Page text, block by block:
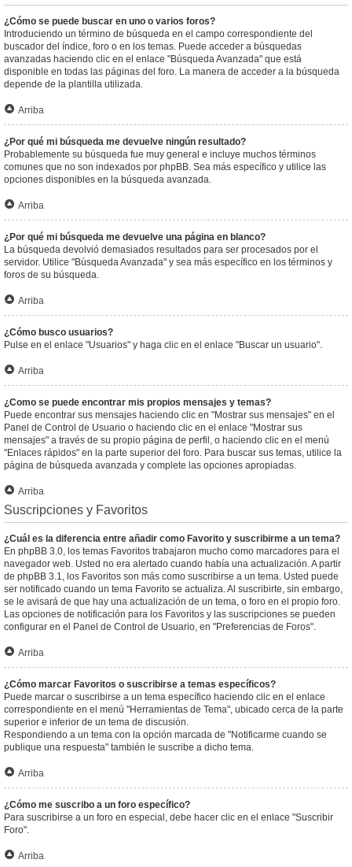
¿Cómo se puede buscar en uno o varios foros?
Introduciendo un término de búsqueda en el campo correspondiente del
buscador del índice, foro o en los temas. Puede acceder a búsquedas
avanzadas haciendo clic en el enlace "Búsqueda Avanzada" que está
disponible en todas las páginas del foro. La manera de acceder a la búsqueda
depende de la plantilla utilizada.
Arriba
¿Por qué mi búsqueda me devuelve ningún resultado?
Probablemente su búsqueda fue muy general e incluye muchos términos
comunes que no son indexados por phpBB. Sea más específico y utilice las
opciones disponibles en la búsqueda avanzada.
Arriba
¿Por qué mi búsqueda me devuelve una página en blanco?
La búsqueda devolvió demasiados resultados para ser procesados por el
servidor. Utilice "Búsqueda Avanzada" y sea más específico en los términos y
foros de su búsqueda.
Arriba
¿Cómo busco usuarios?
Pulse en el enlace "Usuarios" y haga clic en el enlace "Buscar un usuario".
Arriba
¿Como se puede encontrar mis propios mensajes y temas?
Puede encontrar sus mensajes haciendo clic en "Mostrar sus mensajes" en el
Panel de Control de Usuario o haciendo clic en el enlace "Mostrar sus
mensajes" a través de su propio página de perfil, o haciendo clic en el menú
"Enlaces rápidos" en la parte superior del foro. Para buscar sus temas, utilice la
página de búsqueda avanzada y complete las opciones apropiadas.
Arriba
Suscripciones y Favoritos
¿Cuál es la diferencia entre añadir como Favorito y suscribirme a un tema?
En phpBB 3.0, los temas Favoritos trabajaron mucho como marcadores para el
navegador web. Usted no era alertado cuando había una actualización. A partir
de phpBB 3.1, los Favoritos son más como suscribirse a un tema. Usted puede
ser notificado cuando un tema Favorito se actualiza. Al suscribirte, sin embargo,
se le avisará de que hay una actualización de un tema, o foro en el propio foro.
Las opciones de notificación para los Favoritos y las suscripciones se pueden
configurar en el Panel de Control de Usuario, en "Preferencias de Foros".
Arriba
¿Cómo marcar Favoritos o suscribirse a temas específicos?
Puede marcar o suscribirse a un tema específico haciendo clic en el enlace
correspondiente en el menú "Herramientas de Tema", ubicado cerca de la parte
superior e inferior de un tema de discusión.
Respondiendo a un tema con la opción marcada de "Notificarme cuando se
publique una respuesta" también le suscribe a dicho tema.
Arriba
¿Cómo me suscribo a un foro específico?
Para suscribirse a un foro en especial, debe hacer clic en el enlace "Suscribir
Foro".
Arriba